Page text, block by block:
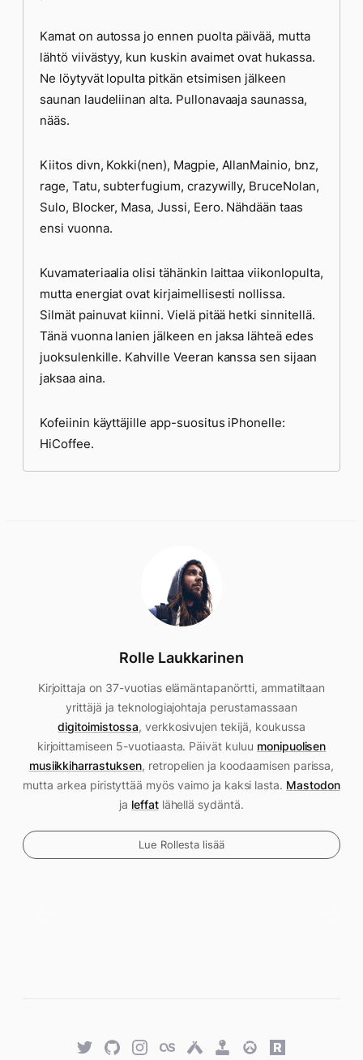
Kamat on autossa jo ennen puolta päivää, mutta
lähtö viivästyy, kun kuskin avaimet ovat hukassa.
Ne löytyvät lopulta pitkän etsimisen jälkeen
saunan laudeliinan alta. Pullonavaaja saunassa,
nääs.
Kiitos divn, Kokki(nen), Magpie, AllanMainio, bnz,
rage, Tatu, subterfugium, crazywilly, BruceNolan,
Sulo, Blocker, Masa, Jussi, Eero. Nähdään taas
ensi vuonna.
Kuvamateriaalia olisi tähänkin laittaa viikonlopulta,
mutta energiat ovat kirjaimellisesti nollissa.
Silmät painuvat kiinni. Vielä pitää hetki sinnitellä.
Tänä vuonna lanien jälkeen en jaksa lähteä edes
juoksulenkille. Kahville Veeran kanssa sen sijaan
jaksaa aina.
Kofeiinin käyttäjille app-suositus iPhonelle:
HiCoffee.
Rolle Laukkarinen
Kirjoittaja on 37-vuotias elämäntapanörtti, ammatiltaan
yrittäjä ja teknologiajohtaja perustamassaan
digitoimistossa, verkkosivujen tekijä, koukussa
kirjoittamiseen 5-vuotiaasta. Päivät kuluu monipuolisen
musiikkiharrastuksen, retropelien ja koodaamisen parissa,
mutta arkea piristyttää myös vaimo ja kaksi lasta. Mastodon
ja leffatlähellä sydäntä.
Lue Rollesta lisää
TwitterGitHubTwitterLast.fmUntappd
RetroOverwatch
Rawg.io